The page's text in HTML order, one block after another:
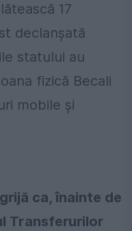
17
declanșată
statului au
fizică Becali
mobile și
ca, înainte de
Transferurilor